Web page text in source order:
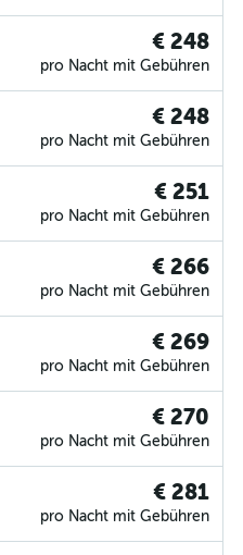
€ 248
pro Nacht mit Gebühren
€ 248
pro Nacht mit Gebühren
€ 251
pro Nacht mit Gebühren
€ 266
pro Nacht mit Gebühren
€ 269
pro Nacht mit Gebühren
€ 270
pro Nacht mit Gebühren
€ 281
pro Nacht mit Gebühren